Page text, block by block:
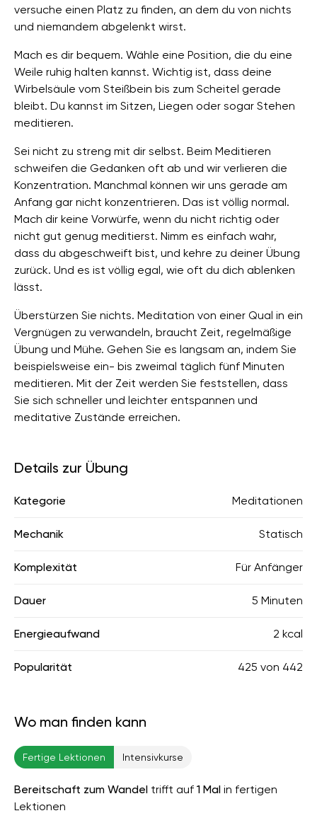
versuche einen Platz zu finden, an dem du von nichts
und niemandem abgelenkt wirst.
Mach es dir bequem. Wähle eine Position, die du eine
Weile ruhig halten kannst. Wichtig ist, dass deine
Wirbelsäule vom Steißbein bis zum Scheitel gerade
bleibt. Du kannst im Sitzen, Liegen oder sogar Stehen
meditieren.
Sei nicht zu streng mit dir selbst. Beim Meditieren
schweifen die Gedanken oft ab und wir verlieren die
Konzentration. Manchmal können wir uns gerade am
Anfang gar nicht konzentrieren. Das ist völlig normal.
Mach dir keine Vorwürfe, wenn du nicht richtig oder
nicht gut genug meditierst. Nimm es einfach wahr,
dass du abgeschweift bist, und kehre zu deiner Übung
zurück. Und es ist völlig egal, wie oft du dich ablenken
lässt.
Überstürzen Sie nichts. Meditation von einer Qual in ein
Vergnügen zu verwandeln, braucht Zeit, regelmäßige
Übung und Mühe. Gehen Sie es langsam an, indem Sie
beispielsweise ein- bis zweimal täglich fünf Minuten
meditieren. Mit der Zeit werden Sie feststellen, dass
Sie sich schneller und leichter entspannen und
meditative Zustände erreichen.
Details zur Übung
Kategorie Meditationen
Mechanik Statisch
Komplexität Für Anfänger
Dauer 5 Minuten
Energieaufwand 2 kcal
Popularität 425 von 442
Wo man finden kann
Fertige Lektionen Intensivkurse
Bereitschaft zum Wandel trifft auf 1 Mal in fertigen
Lektionen